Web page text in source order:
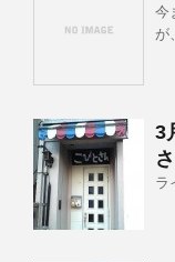
今
が
3
ラ